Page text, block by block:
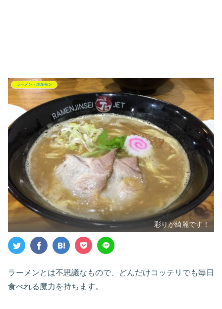
ラーメン・ホルモン
彩りが綺麗です！
ラーメンとは不思議なもので、どんだけコッテリでも毎日
食べれる魔力を持ちます。